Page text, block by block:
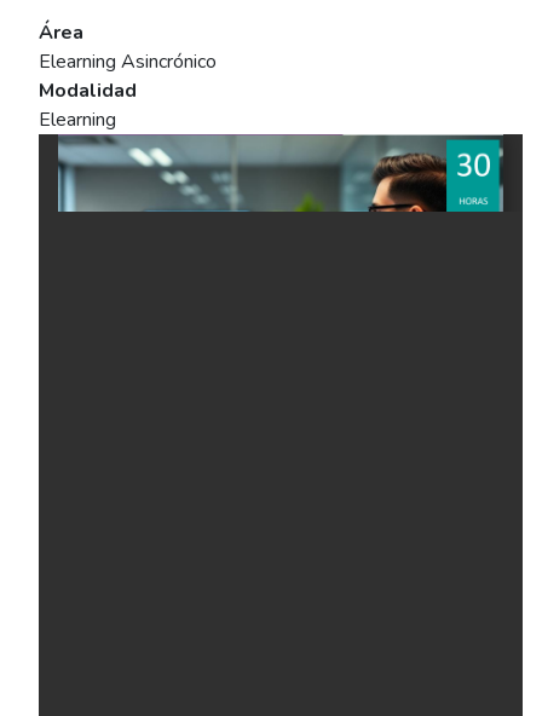
Área
Elearning Asincrónico
Modalidad
Elearning
Ficha del curso